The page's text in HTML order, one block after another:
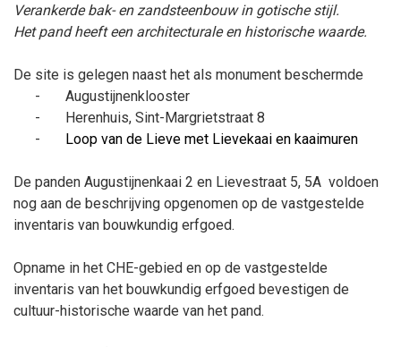
Verankerde bak- en zandsteenbouw in gotische stijl.
Het pand heeft een architecturale en historische waarde.
De site is gelegen naast het als monument beschermde
-
Augustijnenklooster
-
Herenhuis, Sint-Margrietstraat 8
-
Loop van de Lieve met Lievekaai en kaaimuren
De panden Augustijnenkaai 2 en Lievestraat 5, 5A voldoen
nog aan de beschrijving opgenomen op de vastgestelde
inventaris van bouwkundig erfgoed.
Opname in het CHE-gebied en op de vastgestelde
inventaris van het bouwkundig erfgoed bevestigen de
cultuur-historische waarde van het pand.